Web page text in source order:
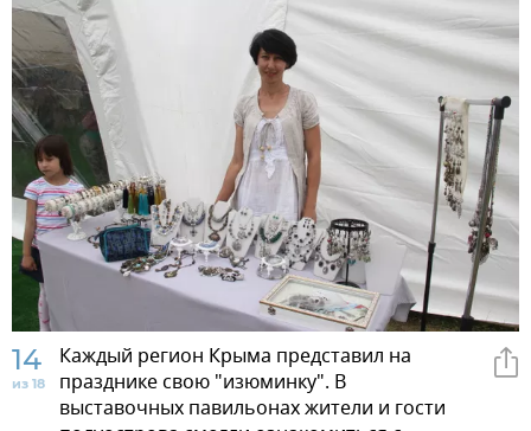
14
из 18
Каждый регион Крыма представил на
празднике свою "изюминку". В
выставочных павильонах жители и гости